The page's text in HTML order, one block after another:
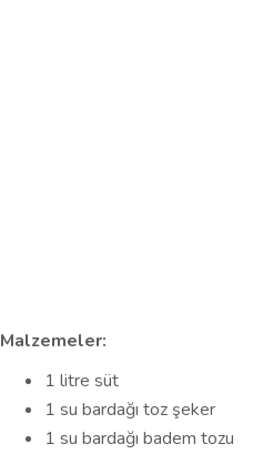
Malzemeler:
1 litre süt
1 su bardağı toz şeker
1 su bardağı badem tozu